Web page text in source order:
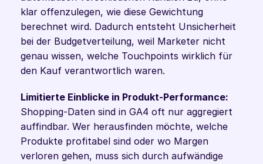
klar offenzulegen, wie diese Gewichtung
berechnet wird. Dadurch entsteht Unsicherheit
bei der Budgetverteilung, weil Marketer nicht
genau wissen, welche Touchpoints wirklich für
den Kauf verantwortlich waren.
Shopping-Daten sind in GA4 oft nur aggregiert
auffindbar. Wer herausfinden möchte, welche
Produkte profitabel sind oder wo Margen
verloren gehen, muss sich durch aufwändige